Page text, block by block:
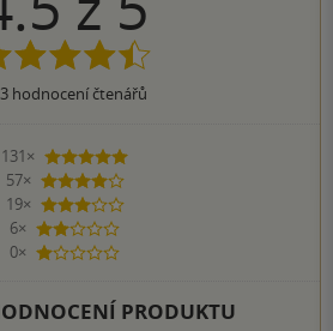
hodnocení čtenářů
131×
5 hvězdiček
57×
4 hvězdičky
19×
3 hvězdičky
6×
2 hvězdičky
0×
1 hvezdička
PRODUKTU